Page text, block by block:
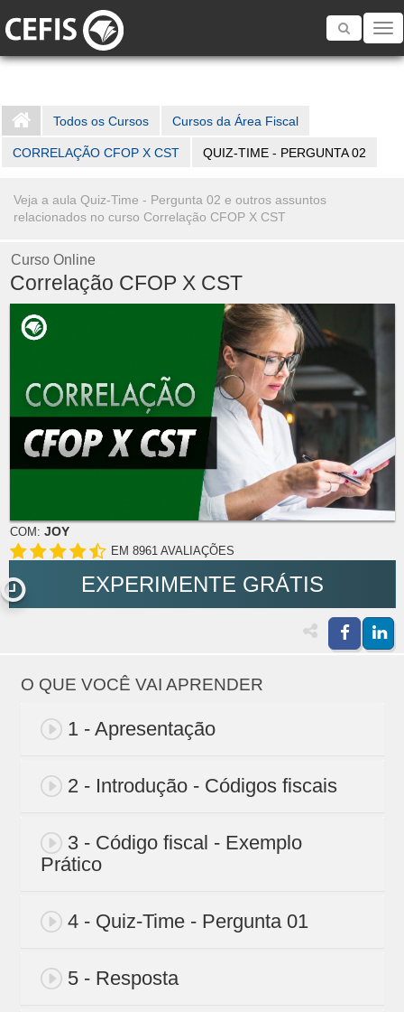
Toggle
Todos os Cursos Cursos da Área Fiscal
CORRELAÇÃO CFOP X CST QUIZ-TIME - PERGUNTA 02
Veja a aula Quiz-Time - Pergunta 02 e outros assuntos
relacionados no curso Correlação CFOP X CST
Curso Online
Correlação CFOP X CST
COM: JOY
EM 8961 AVALIAÇÕES
EXPERIMENTE GRÁTIS
O QUE VOCÊ VAI APRENDER
1 - Apresentação
2 - Introdução - Códigos fiscais
3 - Código fiscal - Exemplo
Prático
4 - Quiz-Time - Pergunta 01
5 - Resposta